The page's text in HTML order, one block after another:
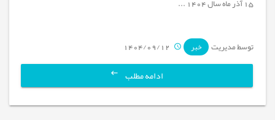
15 آذر ماه سال 1404 ...
توسط مدیریت خبر 1404/09/12
ادامه مطلب